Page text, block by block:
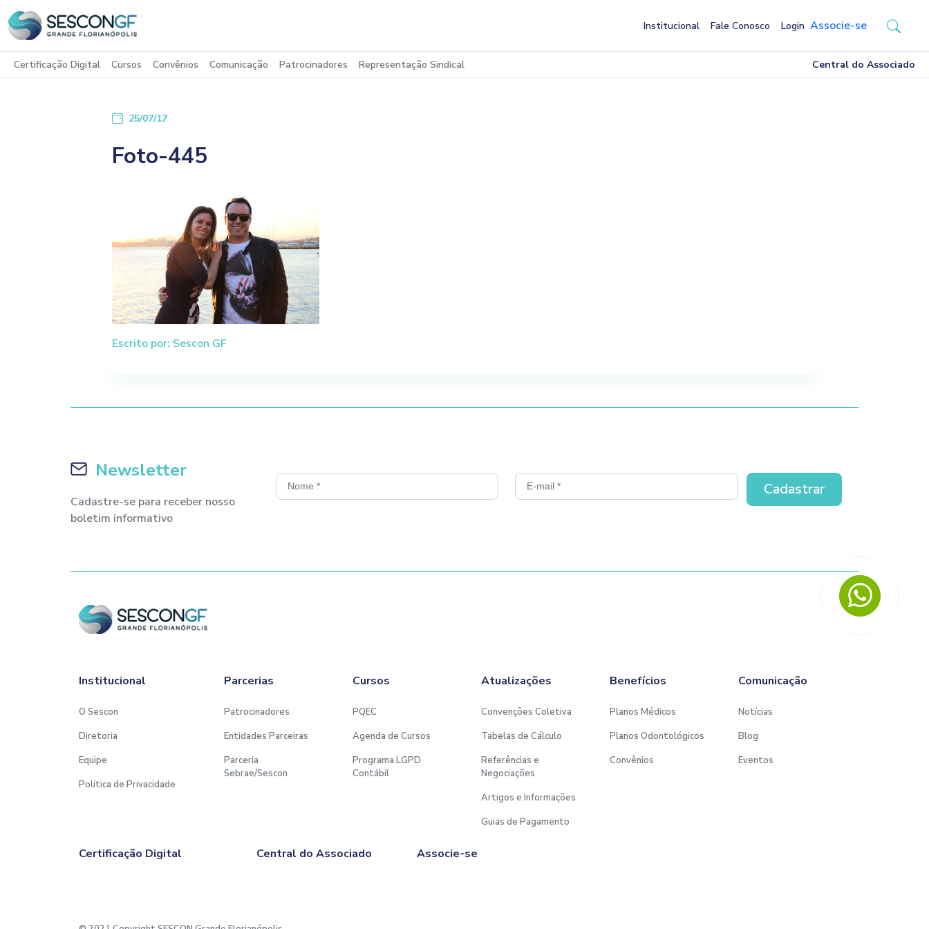
Institucional Fale Conosco Login Associe-se
Certificação Digital Cursos Convênios Comunicação Patrocinadores Representação Sindical Central do Associado
25/07/17
Foto-445
Escrito por: Sescon GF
Newsletter
Cadastre-se para receber nosso
boletim informativo
Institucional
O Sescon
Diretoria
Equipe
Política de Privacidade
Parcerias
Patrocinadores
Entidades Parceiras
Parceria
Sebrae/Sescon
Cursos
PQEC
Agenda de Cursos
Programa LGPD
Contábil
Atualizações
Convenções Coletiva
Tabelas de Cálculo
Referências e
Negociações
Artigos e Informações
Guias de Pagamento
Benefícios
Planos Médicos
Planos Odontológicos
Convênios
Comunicação
Notícias
Blog
Eventos
Certificação Digital Central do Associado Associe-se